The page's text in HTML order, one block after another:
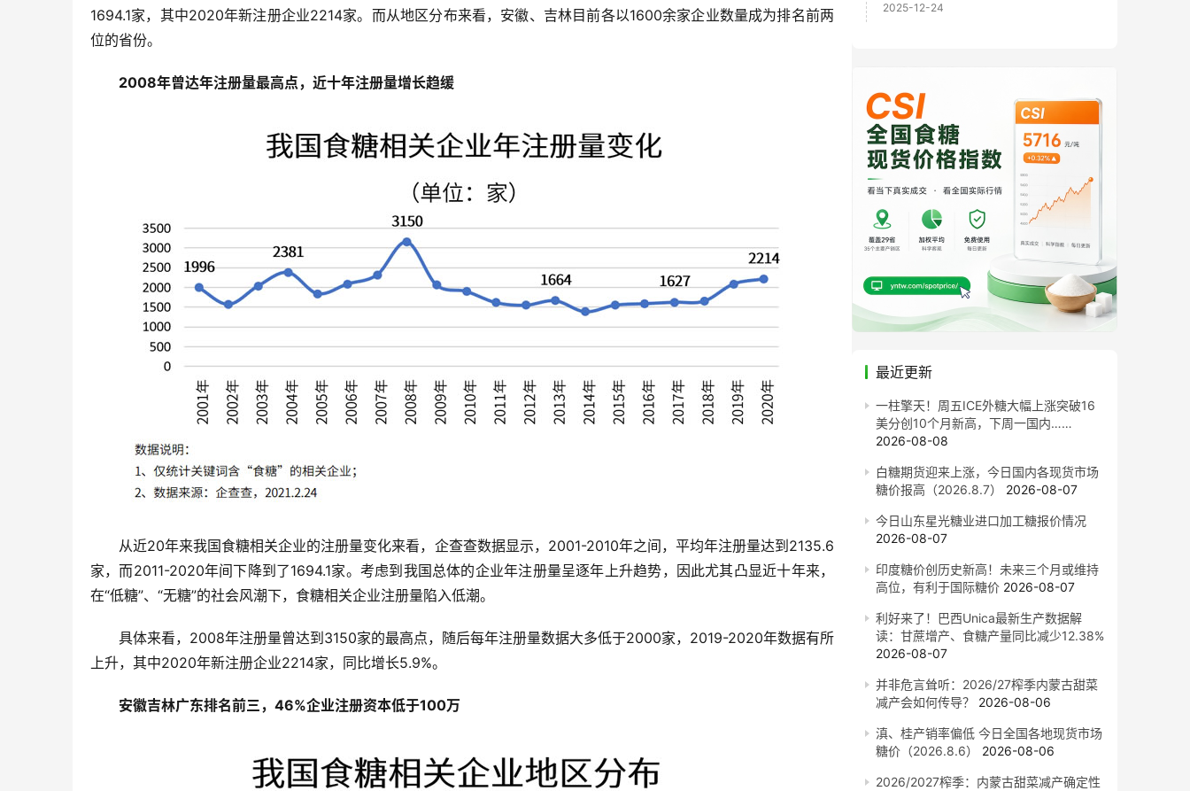
1694.1家，其中2020年新注册企业2214家。而从地区分布来看，安徽、吉林目前各以1600余家企业数量成为排名前两
位的省份。
2008年曾达年注册量最高点，近十年注册量增长趋缓
从近20年来我国食糖相关企业的注册量变化来看，企查查数据显示，2001-2010年之间，平均年注册量达到2135.6
家，而2011-2020年间下降到了1694.1家。考虑到我国总体的企业年注册量呈逐年上升趋势，因此尤其凸显近十年来，
在“低糖”、“无糖”的社会风潮下，食糖相关企业注册量陷入低潮。
具体来看，2008年注册量曾达到3150家的最高点，随后每年注册量数据大多低于2000家，2019-2020年数据有所
上升，其中2020年新注册企业2214家，同比增长5.9%。
安徽吉林广东排名前三，46%企业注册资本低于100万
2025-12-24
最近更新
一柱擎天！周五ICE外糖大幅上涨突破16
美分创10个月新高，下周一国内……
2026-08-08
白糖期货迎来上涨，今日国内各现货市场
糖价报高（2026.8.7）
2026-08-07
今日山东星光糖业进口加工糖报价情况
2026-08-07
印度糖价创历史新高！未来三个月或维持
高位，有利于国际糖价 2026-08-07
利好来了！巴西Unica最新生产数据解
读：甘蔗增产、食糖产量同比减少12.38%
2026-08-07
并非危言耸听：2026/27榨季内蒙古甜菜
减产会如何传导？
2026-08-06
滇、桂产销率偏低 今日全国各地现货市场
糖价（2026.8.6）
2026-08-06
2026/2027榨季：内蒙古甜菜减产确定性